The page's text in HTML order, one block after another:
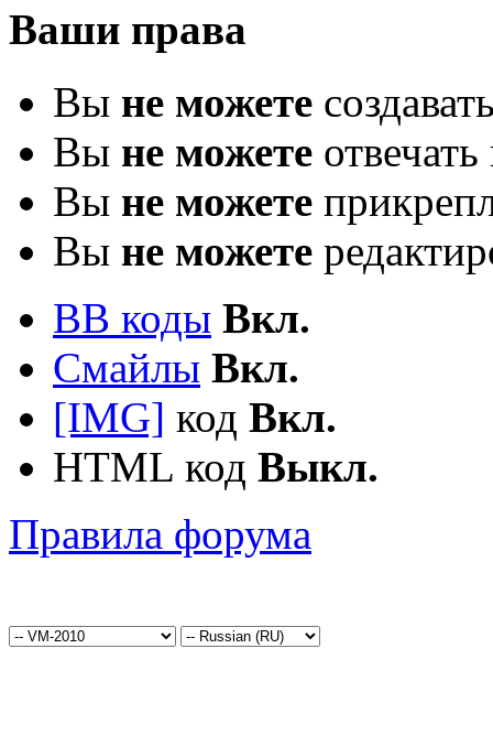
Ваши права
Вы не можете
Вы не можете
Вы не можете
Вы не можете
BB коды Вкл.
Смайлы Вкл.
[IMG] код Вкл.
HTML код Выкл.
Правила форума